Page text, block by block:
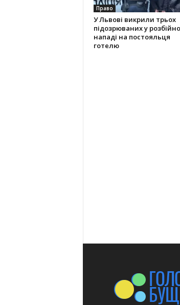
Право
У Львові викрили трьох
підозрюваних у
нападі на постояльця
готелю